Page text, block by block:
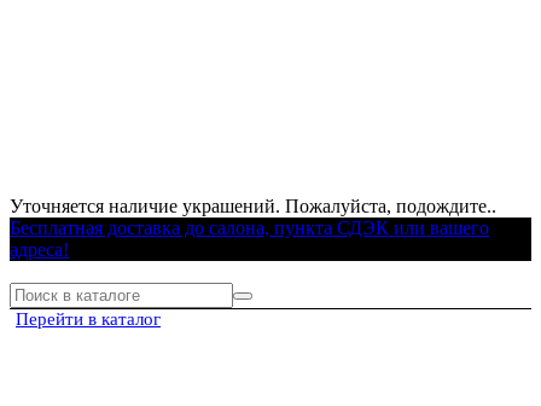
Уточняется наличие украшений. Пожалуйста, подождите..
Бесплатная доставка до салона, пункта СДЭК или вашего
адреса!
Перейти в каталог